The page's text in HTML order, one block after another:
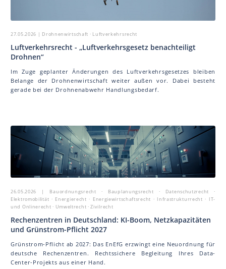
27.05.2026 | Drohnenwirtschaft · Luftverkehrsrecht
Luftverkehrsrecht - „Luftverkehrsgesetz benachteiligt
Drohnen“
Im Zuge geplanter Änderungen des Luftverkehrsgesetzes bleiben
Belange der Drohnenwirtschaft weiter außen vor. Dabei besteht
gerade bei der Drohnenabwehr Handlungsbedarf.
26.05.2026 | Bauordnungsrecht · Bauplanungsrecht · Datenschutzrecht ·
Elektromobilität · Energierecht · Energiewirtschaftsrecht · Infrastrukturrecht · IT-
und Onlinerecht · Umweltrecht · Zivilrecht
Rechenzentren in Deutschland: KI-Boom, Netzkapazitäten
und Grünstrom-Pflicht 2027
Grünstrom-Pflicht ab 2027: Das EnEfG erzwingt eine Neuordnung für
deutsche Rechenzentren. Rechtssichere Begleitung Ihres Data-
Center-Projekts aus einer Hand.